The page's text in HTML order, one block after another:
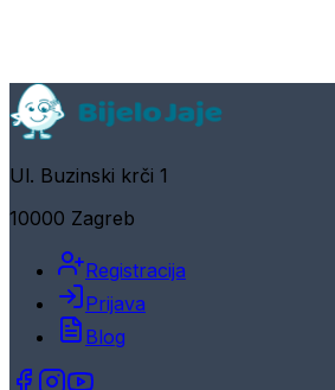
Ul. Buzinski krči 1
10000 Zagreb
Registracija
Prijava
Blog